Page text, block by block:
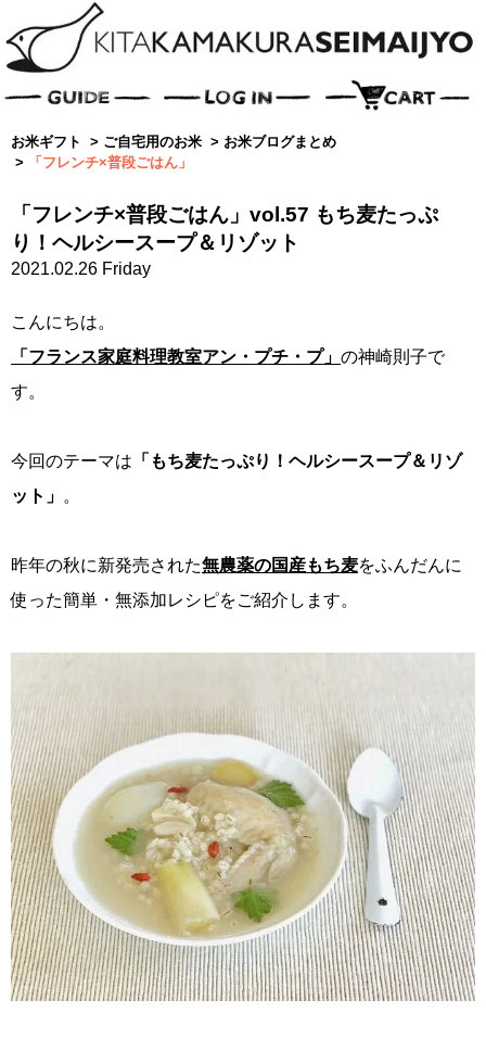
お米ギフト > ご自宅用のお米 > お米ブログまとめ
>
「フレンチ×普段ごはん」
「フレンチ×普段ごはん」vol.57 もち麦たっぷ
り！ヘルシースープ＆リゾット
2021.02.26 Friday
こんにちは。
「フランス家庭料理教室アン・プチ・プ」 の神崎則子で
す。
今回のテーマは 「もち麦たっぷり！ヘルシースープ＆リゾ
ット」 。
昨年の秋に新発売された無農薬の国産もち麦をふんだんに
使った簡単・無添加レシピをご紹介します。